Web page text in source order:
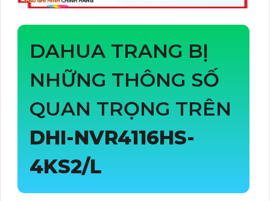
DAHUA TRANG BỊ
NHỮNG THÔNG SỐ
QUAN TRỌNG TRÊN
DHI-NVR4116HS-
4KS2/L